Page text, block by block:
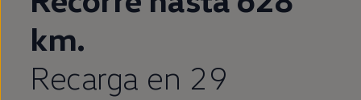
km.
Recarga en 29